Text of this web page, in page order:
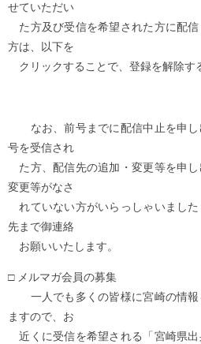
せていただい
た方及び受信を希望された方に配
方は、以下を
クリックすることで、登録を解除す
なお、前号までに配信中止を申し
号を受信され
た方、配信先の追加・変更等を申し
変更等がなさ
れていない方がいらっしゃいまし
先まで御連絡
お願いいたします。
□ メルマガ会員の募集
一人でも多くの皆様に宮崎の情報
ますので、お
近くに受信を希望される「宮崎県出